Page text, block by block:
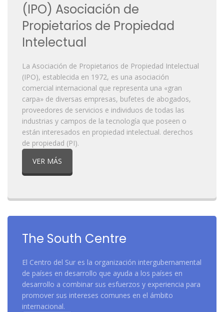
(IPO) Asociación de
Propietarios de Propiedad
Intelectual
La Asociación de Propietarios de Propiedad Intelectual
(IPO), establecida en 1972, es una asociación
comercial internacional que representa una «gran
carpa» de diversas empresas, bufetes de abogados,
proveedores de servicios e individuos de todas las
industrias y campos de la tecnología que poseen o
están interesados ​​en propiedad intelectual. derechos
de propiedad (PI).
VER MÁS
The South Centre
El Centro del Sur es la organización intergubernamental
de países en desarrollo que ayuda a los países en
desarrollo a combinar sus esfuerzos y experiencia para
promover sus intereses comunes en el ámbito
internacional.